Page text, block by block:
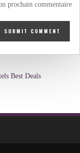
prochain commentaire.
Best Deals